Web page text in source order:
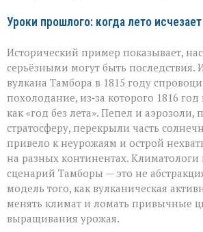
Уроки прошлого: когда лето исчезает
Исторический пример показывает,
серьёзными могут быть последствия.
вулкана Тамбора в 1815 году
похолодание, из‑за которого 1816
как «год без лета». Пепел и аэрозоли,
стратосферу, перекрыли часть
привело к неурожаям и острой
на разных континентах.
сценарий Тамборы — это не
модель того, как вулканическая
менять климат и ломать привычные
выращивания урожая.